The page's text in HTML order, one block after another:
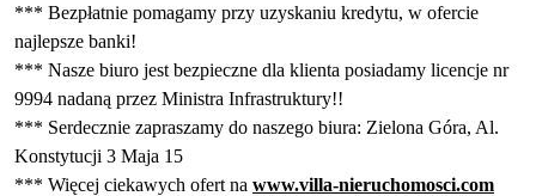
*** Bezpłatnie pomagamy przy uzyskaniu kredytu, w ofercie
najlepsze banki!
*** Nasze biuro jest bezpieczne dla klienta posiadamy licencje nr
9994 nadaną przez Ministra Infrastruktury!!
*** Serdecznie zapraszamy do naszego biura: Zielona Góra, Al.
Konstytucji 3 Maja 15
*** Więcej ciekawych ofert na www.villa-nieruchomosci.com